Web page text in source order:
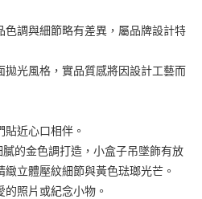
上)免運費
色調與細節略有差異，屬品牌設計特
拋光風格，實品質感將因設計工藝而
近心口相伴。
的金色調打造，小盒子吊墜飾有放
立體壓紋細節與黃色琺瑯光芒。
照片或紀念小物。